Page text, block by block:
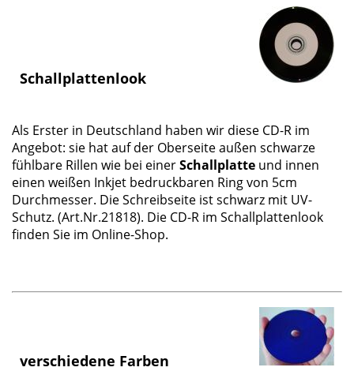
Schallplattenlook
Als Erster in Deutschland haben wir diese CD-R im
Angebot: sie hat auf der Oberseite außen schwarze
fühlbare Rillen wie bei einerSchallplatte und innen
einen weißen Inkjet bedruckbaren Ring von 5cm
Durchmesser. Die Schreibseite ist schwarz mit UV-
Schutz. (Art.Nr.21818). Die CD-R im Schallplattenlook
finden Sie im Online-Shop.
verschiedene Farben